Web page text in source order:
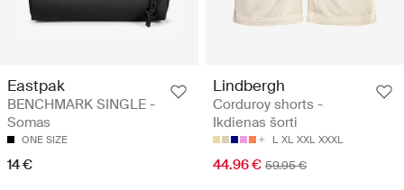
Eastpak
BENCHMARK SINGLE -
Somas
ONE SIZE
14 €
Lindbergh
Corduroy shorts -
Ikdienas šorti
L XL XXL XXXL
44.96 € 59.95 €